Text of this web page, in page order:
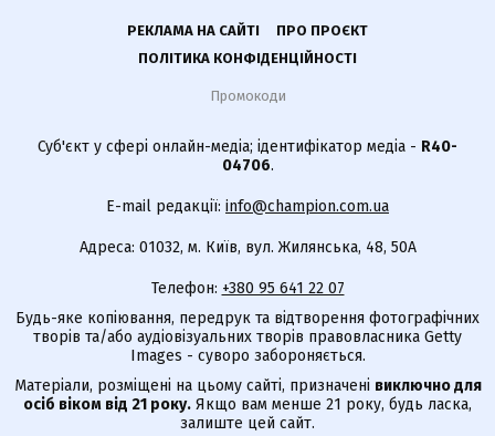
РЕКЛАМА НА САЙТІ
ПРО ПРОЄКТ
ПОЛІТИКА КОНФІДЕНЦІЙНОСТІ
Промокоди
Суб'єкт у сфері онлайн-медіа; ідентифікатор медіа - R40-
04706.
E-mail редакції: info@champion.com.ua
Адреса: 01032, м. Київ, вул. Жилянська, 48, 50А
Телефон: +380 95 641 22 07
Будь-яке копіювання, передрук та відтворення фотографічних
творів та/або аудіовізуальних творів правовласника Getty
Images - суворо забороняється.
Матеріали, розміщені на цьому сайті, призначені виключно для
осіб віком від 21 року. Якщо вам менше 21 року, будь ласка,
залиште цей сайт.